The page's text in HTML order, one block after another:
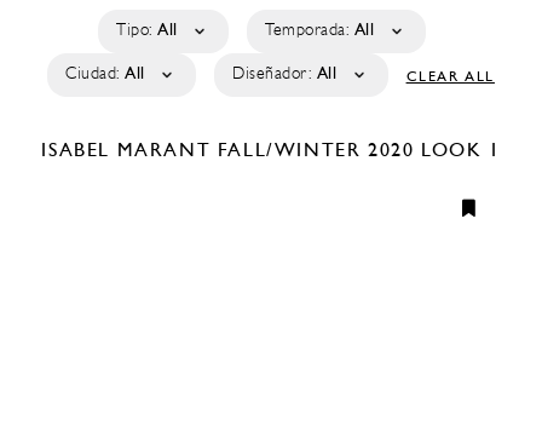
Tipo: All Temporada: All
Ciudad: All Diseñador: All CLEAR ALL
ISABEL MARANT FALL/WINTER 2020 LOOK 1